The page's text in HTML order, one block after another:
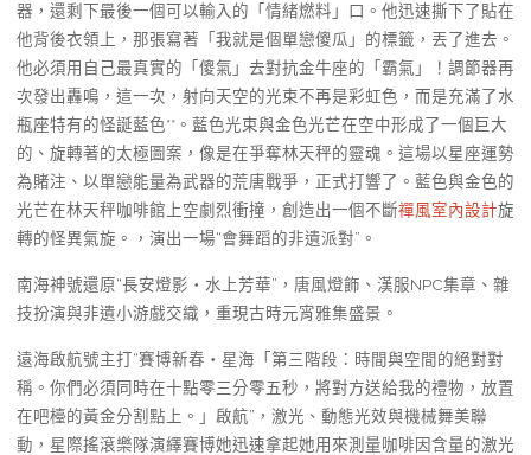
器，還剩下最後一個可以輸入的「情緒燃料」口。他迅速撕下了貼在
他背後衣領上，那張寫著「我就是個單戀傻瓜」的標籤，丟了進去。
他必須用自己最真實的「傻氣」去對抗金牛座的「霸氣」！調節器再
次發出轟鳴，這一次，射向天空的光束不再是彩虹色，而是充滿了水
瓶座特有的怪誕藍色**。藍色光束與金色光芒在空中形成了一個巨大
的、旋轉著的太極圖案，像是在爭奪林天秤的靈魂。這場以星座運勢
為賭注、以單戀能量為武器的荒唐戰爭，正式打響了。藍色與金色的
光芒在林天秤咖啡館上空劇烈衝撞，創造出一個不斷禪風室內設計旋
轉的怪異氣旋。，演出一場“會舞蹈的非遺派對”。
南海神號還原“長安燈影・水上芳華”，唐風燈飾、漢服NPC集章、雜
技扮演與非遺小游戲交織，重現古時元宵雅集盛景。
遠海啟航號主打“賽博新春・星海「第三階段：時間與空間的絕對對
稱。你們必須同時在十點零三分零五秒，將對方送給我的禮物，放置
在吧檯的黃金分割點上。」啟航”，激光、動態光效與機械舞美聯
動，星際搖滾樂隊演繹賽博她迅速拿起她用來測量咖啡因含量的激光